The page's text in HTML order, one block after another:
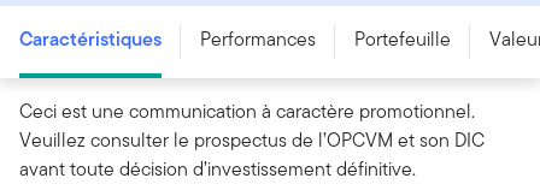
Caractéristiques Performances Portefeuille
Ceci est une communication à caractère promotionnel.
Veuillez consulter le prospectus de l’OPCVM et son DIC
avant toute décision d’investissement définitive.